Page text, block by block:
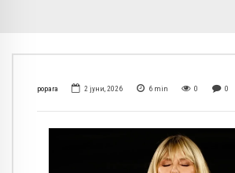
popara 2 јуни, 2026 6 min 0 0